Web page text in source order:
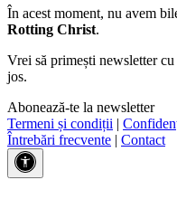
În acest moment, nu avem
Rotting Christ.
Vrei să primești newsletter
jos.
Abonează-te la newsletter
Termeni și condiții |
Întrebări frecvente | Contact